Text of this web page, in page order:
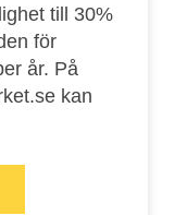
till 30%
för
år. På
kan